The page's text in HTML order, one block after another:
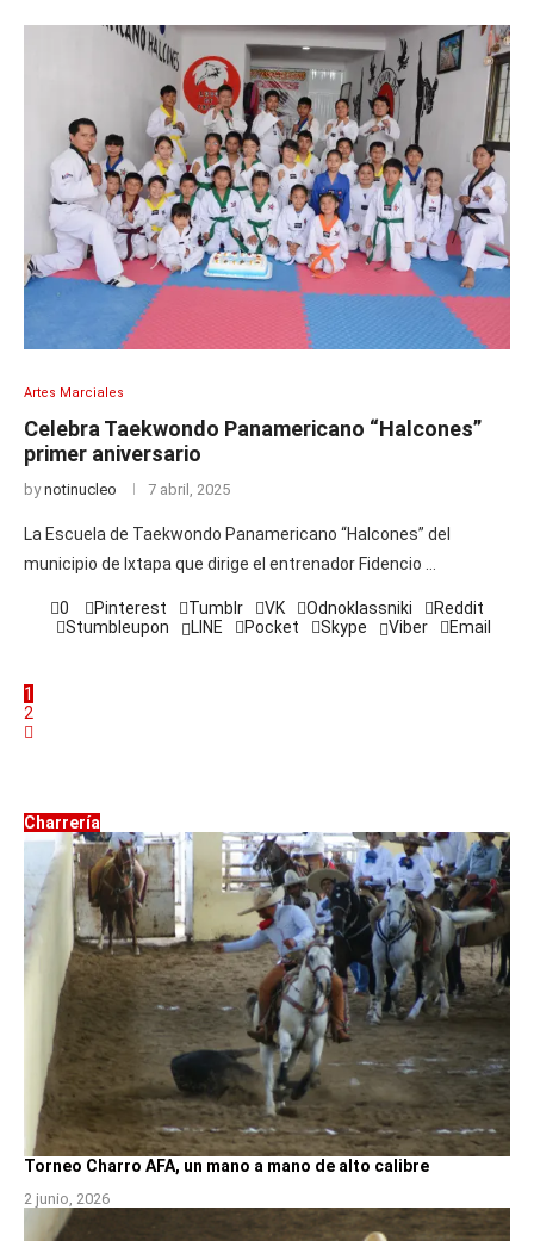
Artes Marciales
Celebra Taekwondo Panamericano “Halcones”
primer aniversario
bynotinucleo 7 abril, 2025
La Escuela de Taekwondo Panamericano “Halcones” del
municipio de Ixtapa que dirige el entrenador Fidencio …
0 Pinterest Tumblr VK Odnoklassniki
Reddit
Stumbleupon
LINE Pocket Skype Viber Email
1
2
Charrería
Torneo Charro AFA, un mano a mano de alto calibre
2 junio, 2026